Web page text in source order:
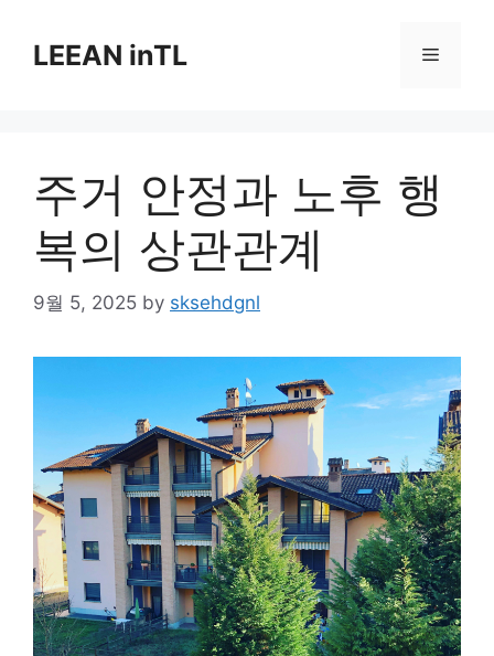
contentLEEAN inTL Menu
주거 안정과 노후 행
복의 상관관계
9월 5, 2025 by sksehdgnl